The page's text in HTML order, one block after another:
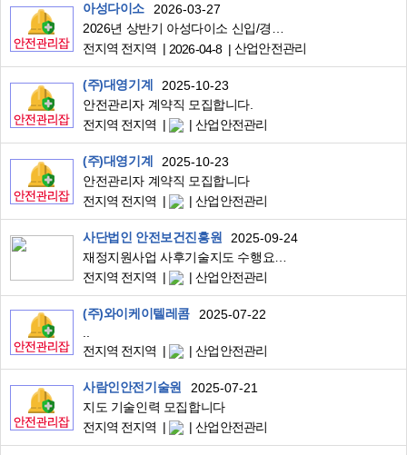
아성다이소
2026-03-27
전지역 전지역
2026-04-8 산업안전관리
(주)대영기계
2025-10-23
안전관리자 계약직 모집합니다.
전지역 전지역
산업안전관리
(주)대영기계
2025-10-23
안전관리자 계약직 모집합니다
전지역 전지역
산업안전관리
사단법인 안전보건진흥원
2025-09-24
전지역 전지역
산업안전관리
(주)와이케이텔레콤
2025-07-22
전지역 전지역
산업안전관리
사람인안전기술원
2025-07-21
지도 기술인력 모집합니다
전지역 전지역
산업안전관리